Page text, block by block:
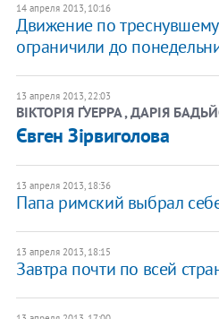
14 апреля 2013, 10:16
Движение по
ограничили до
13 апреля 2013, 22:03
ВІКТОРІЯ ҐУЕРРА , ДАРІЯ
Євген Зірвиголова
13 апреля 2013, 18:36
Папа римский выбрал
13 апреля 2013, 18:15
Завтра почти по всей